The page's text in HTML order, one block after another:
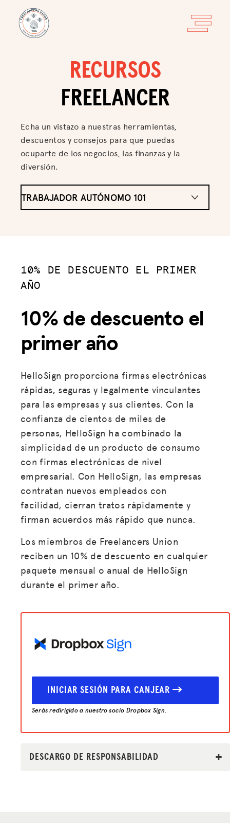
RECURSOS
FREELANCER
Echa un vistazo a nuestras herramientas,
descuentos y consejos para que puedas
ocuparte de los negocios, las finanzas y la
diversión.
10% DE DESCUENTO EL PRIMER
AÑO
10% de descuento el
primer año
HelloSign proporciona firmas electrónicas
rápidas, seguras y legalmente vinculantes
para las empresas y sus clientes. Con la
confianza de cientos de miles de
personas, HelloSign ha combinado la
simplicidad de un producto de consumo
con firmas electrónicas de nivel
empresarial. Con HelloSign, las empresas
contratan nuevos empleados con
facilidad, cierran tratos rápidamente y
firman acuerdos más rápido que nunca.
Los miembros de Freelancers Union
reciben un 10% de descuento en cualquier
paquete mensual o anual de HelloSign
durante el primer año.
INICIAR SESIÓN PARA CANJEAR
Serás redirigido a nuestro socio Dropbox Sign.
DESCARGO DE RESPONSABILIDAD